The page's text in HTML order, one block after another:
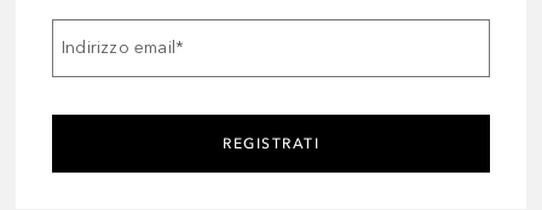
Indirizzo email*
REGISTRATI